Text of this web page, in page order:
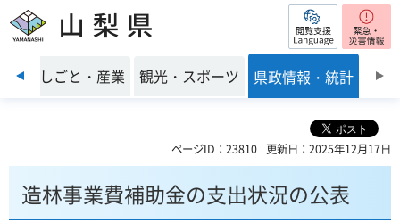
山梨県 閲覧支援
前のスライドを表示
境 しごと・産業 観光・スポーツ 県政情報・統計
ページID：23810 更新日：2025年12月17日
造林事業費補助金の支出状況の公表